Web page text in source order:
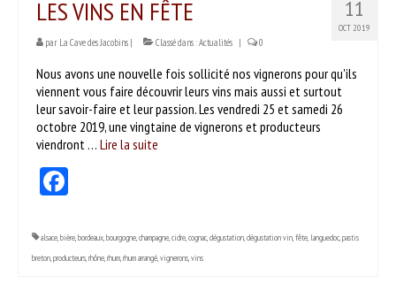
Nos partenaires
Idées recettes
CONTACT
ESPACE PROS
Catalogue pro cadeaux fin d’année
11
OCT 2019
LES VINS EN FÊTE
par La Cave des Jacobins | Classé dans :Actualités | 0
Nous avons une nouvelle fois sollicité nos vignerons pour qu'ils
viennent vous faire découvrir leurs vins mais aussi et surtout
leur savoir-faire et leur passion. Les vendredi 25 et samedi 26
octobre 2019, une vingtaine de vignerons et producteurs
viendront … Lire la suite­­
alsace,bière,bordeaux,bourgogne,champagne,cidre,cognac,dégustation,dégustation vin,fête, languedoc,pastis
breton,producteurs,rhône,rhum,rhum arrangé,vignerons,vins